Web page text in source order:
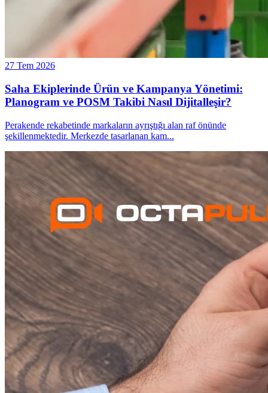
27 Tem 2026
Saha Ekiplerinde Ürün ve Kampanya Yönetimi:
Planogram ve POSM Takibi Nasıl Dijitalleşir?
Perakende rekabetinde markaların ayrıştığı alan raf önünde
şekillenmektedir. Merkezde tasarlanan kam...